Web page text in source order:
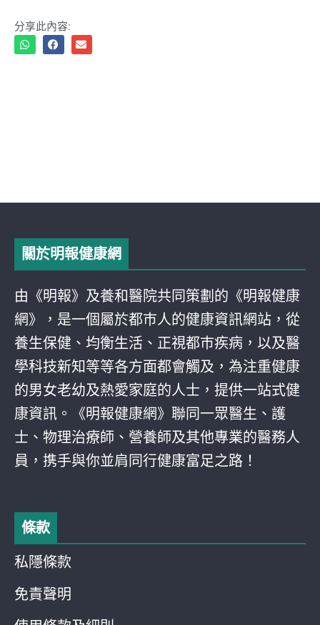
分享此內容:
關於明報健康網
由《明報》及養和醫院共同策劃的《明報健康
網》，是一個屬於都巿人的健康資訊網站，從
養生保健、均衡生活、正視都巿疾病，以及醫
學科技新知等等各方面都會觸及，為注重健康
的男女老幼及熱愛家庭的人士，提供一站式健
康資訊。《明報健康網》聯同一眾醫生、護
士、物理治療師、營養師及其他專業的醫務人
員，携手與你並肩同行健康富足之路！
條款
私隱條款
免責聲明